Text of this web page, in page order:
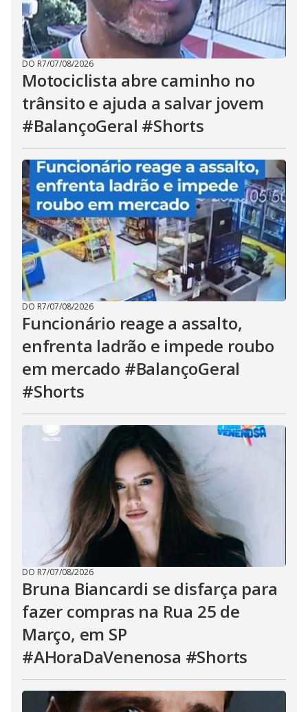
DO R7/07/08/2026
Motociclista abre caminho no
trânsito e ajuda a salvar jovem
#BalançoGeral #Shorts
DO R7/07/08/2026
Funcionário reage a assalto,
enfrenta ladrão e impede roubo
em mercado #BalançoGeral
#Shorts
DO R7/07/08/2026
Bruna Biancardi se disfarça para
fazer compras na Rua 25 de
Março, em SP
#AHoraDaVenenosa #Shorts